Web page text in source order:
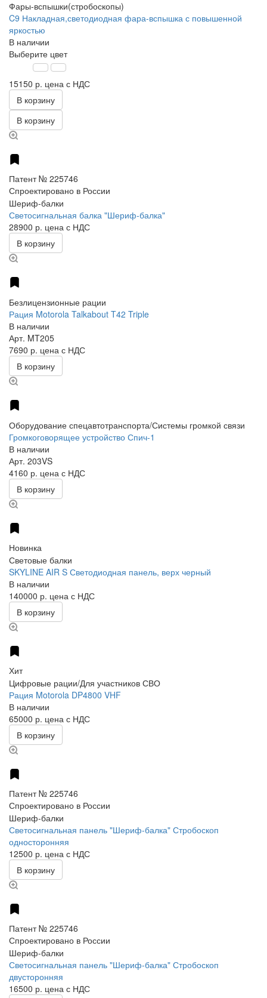
Фары-вспышки(стробоскопы)
C9 Накладная,светодиодная фара-вспышка с повышенной
яркостью
В наличии
Выберите цвет
15150 р. цена с НДС
В корзину
В корзину
Патент № 225746
Спроектировано в России
Шериф-балки
Светосигнальная балка "Шериф-балка"
28900 р. цена с НДС
В корзину
Безлицензионные рации
Рация Motorola Talkabout T42 Triple
В наличии
Арт. MT205
7690 р. цена с НДС
В корзину
Оборудование спецавтотранспорта/Системы громкой связи
Громкоговорящее устройство Спич-1
В наличии
Арт. 203VS
4160 р. цена с НДС
В корзину
Новинка
Световые балки
SKYLINE AIR S Светодиодная панель, верх черный
В наличии
140000 р. цена с НДС
В корзину
Хит
Цифровые рации/Для участников СВО
Рация Motorola DP4800 VHF
В наличии
65000 р. цена с НДС
В корзину
Патент № 225746
Спроектировано в России
Шериф-балки
Светосигнальная панель "Шериф-балка" Стробоскоп
односторонняя
12500 р. цена с НДС
В корзину
Патент № 225746
Спроектировано в России
Шериф-балки
Светосигнальная панель "Шериф-балка" Стробоскоп
двусторонняя
16500 р. цена с НДС